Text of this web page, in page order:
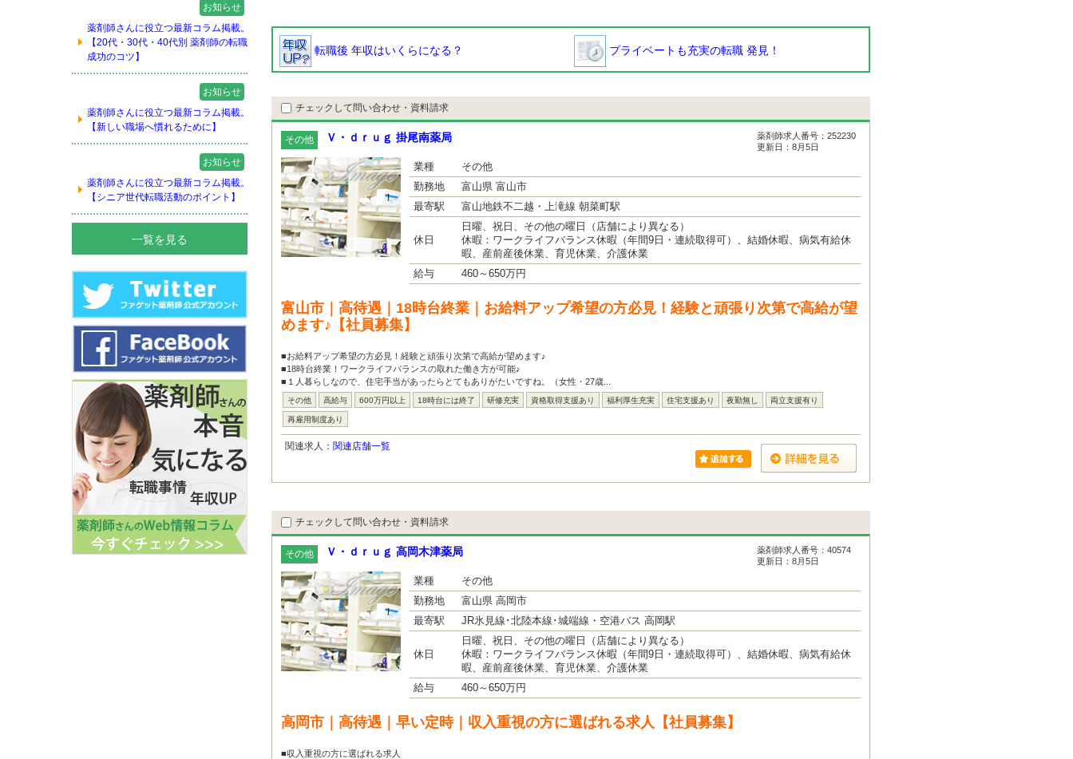
お知らせ
薬剤師さんに役立つ最新コラム掲載。
【20代・30代・40代別 薬剤師の転職
成功のコツ】
お知らせ
薬剤師さんに役立つ最新コラム掲載。
【新しい職場へ慣れるために】
お知らせ
薬剤師さんに役立つ最新コラム掲載。
【シニア世代転職活動のポイント】
一覧を見る
転職後 年収はいくらになる？ プライベートも充実の転職 発見！
チェックして問い合わせ・資料請求
その他 Ｖ・ｄｒｕｇ 掛尾南薬局
薬剤師求人番号：252230
更新日：8月5日
業種
その他
勤務地
富山県 富山市
最寄駅
富山地鉄不二越・上滝線 朝菜町駅
休日
日曜、祝日、その他の曜日（店舗により異なる）
休暇：ワークライフバランス休暇（年間9日・連続取得可）、結婚休暇、病気有給休
暇、産前産後休業、育児休業、介護休業
給与
460～650万円
富山市｜高待遇｜18時台終業｜お給料アップ希望の方必見！経験と頑張り次第で高給が望
めます♪【社員募集】
■お給料アップ希望の方必見！経験と頑張り次第で高給が望めます♪
■18時台終業！ワークライフバランスの取れた働き方が可能♪
■１人暮らしなので、住宅手当があったらとてもありがたいですね。（女性・27歳...
その他 高給与 600万円以上 18時台には終了 研修充実 資格取得支援あり 福利厚生充実 住宅支援あり 夜勤無し 両立支援有り
再雇用制度あり
関連求人： 関連店舗一覧
チェックして問い合わせ・資料請求
その他 Ｖ・ｄｒｕｇ 高岡木津薬局
薬剤師求人番号：40574
更新日：8月5日
業種
その他
勤務地
富山県 高岡市
最寄駅
JR氷見線･北陸本線･城端線・空港バス 高岡駅
休日
日曜、祝日、その他の曜日（店舗により異なる）
休暇：ワークライフバランス休暇（年間9日・連続取得可）、結婚休暇、病気有給休
暇、産前産後休業、育児休業、介護休業
給与
460～650万円
高岡市｜高待遇｜早い定時｜収入重視の方に選ばれる求人【社員募集】
■収入重視の方に選ばれる求人